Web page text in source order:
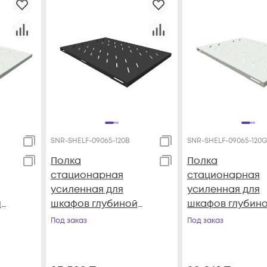
SNR-SHELF-09065-120B
Полка
стационарная
усиленная для
шкафов глубиной
900мм, (глубина
Под заказ
SNR-SHELF-09065-120G
Полка
стационарная
усиленная для
шкафов
900мм, (глубина
Под заказ